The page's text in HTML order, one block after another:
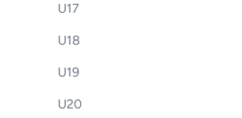
U17
U18
U19
U20